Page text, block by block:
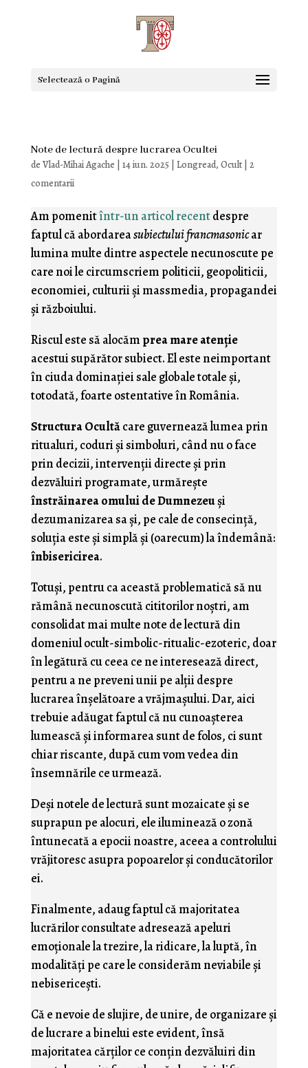
Selectează o Pagină
Note de lectură despre lucrarea Ocultei
de Vlad-Mihai Agache 14 iun. 2025| Longread, Ocult| 2
comentarii
Am pomenitîntr-un articol recentdespre
faptul că abordareasubiectului francmasonicar
lumina multe dintre aspectele necunoscute pe
care noi le circumscriem politicii, geopoliticii,
economiei, culturii şi massmedia, propagandei
şi războiului.
Riscul este să alocăm prea mare atenţie
acestui supărător subiect. El este neimportant
în ciuda dominaţiei sale globale totale şi,
totodată, foarte ostentative în România.
Structura Ocultăcare guvernează lumea prin
ritualuri, coduri şi simboluri, când nu o face
prin decizii, intervenţii directe şi prin
dezvăluiri programate, urmăreşte
înstrăinarea omului de Dumnezeuşi
dezumanizarea sa şi, pe cale de consecinţă,
soluţia este şi simplă şi (oarecum) la îndemână:
înbisericirea.
Totuşi, pentru ca această problematică să nu
rămână necunoscută cititorilor noştri, am
consolidat mai multe note de lectură din
domeniul ocult-simbolic-ritualic-ezoteric, doar
în legătură cu ceea ce ne interesează direct,
pentru a ne preveni unii pe alţii despre
lucrarea înşelătoare a vrăjmaşului. Dar, aici
trebuie adăugat faptul că nu cunoaşterea
lumească şi informarea sunt de folos, ci sunt
chiar riscante, după cum vom vedea din
însemnările ce urmează.
Deşi notele de lectură sunt mozaicate şi se
suprapun pe alocuri, ele iluminează o zonă
întunecată a epocii noastre, aceea a controlului
vrăjitoresc asupra popoarelor şi conducătorilor
ei.
Finalmente, adaug faptul că majoritatea
lucrărilor consultate adresează apeluri
emoţionale la trezire, la ridicare, la luptă, în
modalităţi pe care le considerăm neviabile şi
nebisericeşti.
Că e nevoie de slujire, de unire, de organizare şi
de lucrare a binelui este evident, însă
majoritatea cărţilor ce conţin dezvăluiri din